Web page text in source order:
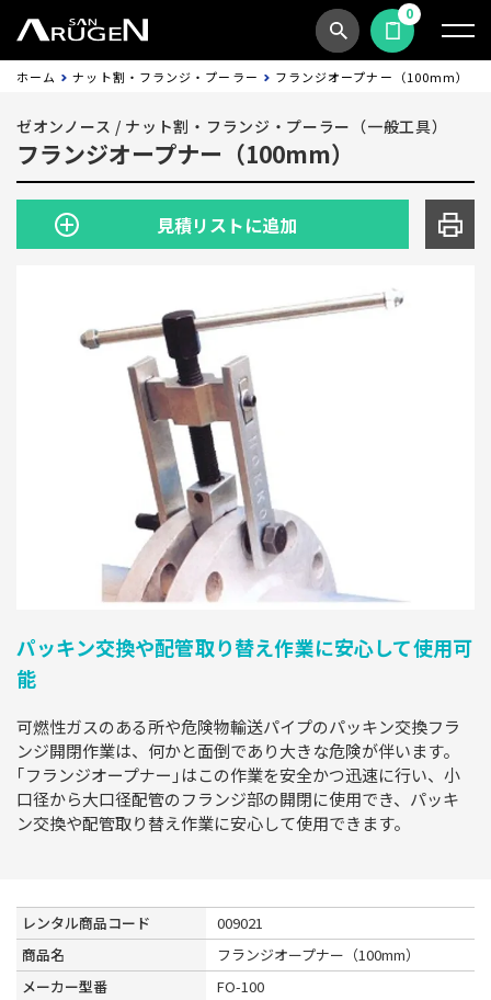
商品検索見積依頼する
0
ホーム ナット割・フランジ・プーラー フランジオープナー（100mm）
ゼオンノース / ナット割・フランジ・プーラー（一般工具）
フランジオープナー（100mm）
見積リストに追加
パッキン交換や配管取り替え作業に安心して使用可
能
可燃性ガスのある所や危険物輸送パイプのパッキン交換フラ
ンジ開閉作業は、何かと面倒であり大きな危険が伴います。
｢フランジオープナー｣はこの作業を安全かつ迅速に行い、小
口径から大口径配管のフランジ部の開閉に使用でき、パッキ
ン交換や配管取り替え作業に安心して使用できます。
レンタル商品コード
009021
商品名
フランジオープナー（100mm）
メーカー型番
FO-100